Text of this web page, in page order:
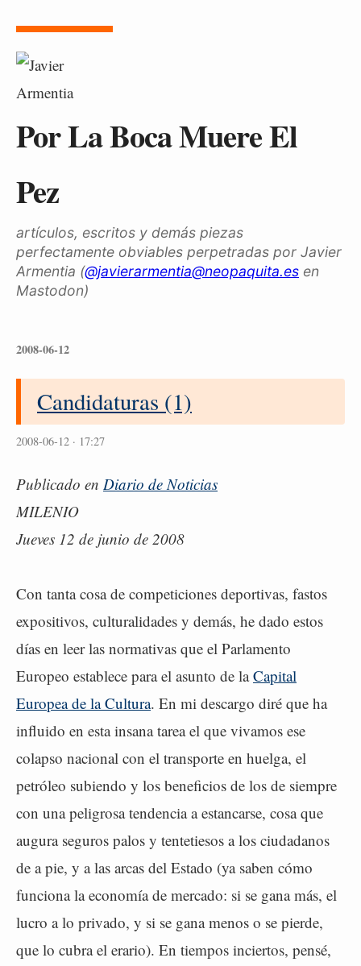
Por La Boca Muere El
Pez
artículos, escritos y demás piezas
perfectamente obviables perpetradas por Javier
Armentia (@javierarmentia@neopaquita.es en
Mastodon)
2008-06-12
Candidaturas (1)
2008-06-12 · 17:27
Publicado en Diario de Noticias
MILENIO
Jueves 12 de junio de 2008
Con tanta cosa de competiciones deportivas, fastos
expositivos, culturalidades y demás, he dado estos
días en leer las normativas que el Parlamento
Europeo establece para el asunto de laCapital
Europea de la Cultura. En mi descargo diré que ha
influido en esta insana tarea el que vivamos ese
colapso nacional con el transporte en huelga, el
petróleo subiendo y los beneficios de los de siempre
con una peligrosa tendencia a estancarse, cosa que
augura seguros palos y tentetiesos a los ciudadanos
de a pie, y a las arcas del Estado (ya saben cómo
funciona la economía de mercado: si se gana más, el
lucro a lo privado, y si se gana menos o se pierde,
que lo cubra el erario). En tiempos inciertos, pensé,